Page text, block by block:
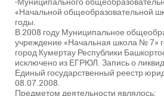
«Начальной общеобразовательной
годы.
В 2008 году Муниципальное
учреждение «Начальная школа № 7»
город Кумертау Республики
исключено из ЕГРЮЛ. Запись о
Единый государственный реестр
08.07.2008.
Предметом деятельности являлось: